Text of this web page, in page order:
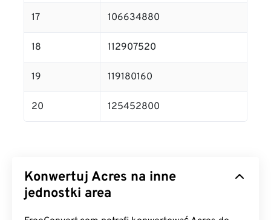
17 106634880
18 112907520
19 119180160
20 125452800
Konwertuj Acres na inne
jednostki area